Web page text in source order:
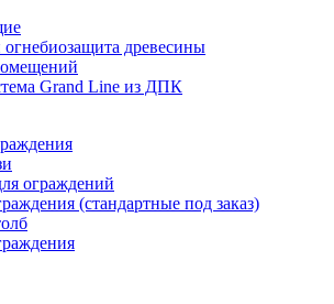
древесины
Grand Line из ДПК
ограждений
(стандартные под заказ)